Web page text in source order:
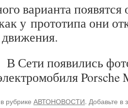
варианта
у прототипа они
рубрике АВТОНОВОСТИ. Добавьте в